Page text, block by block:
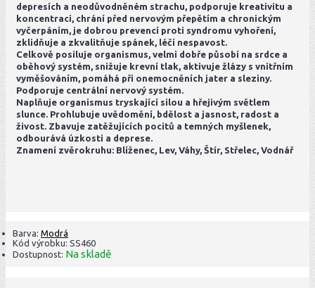
depresích a neodůvodněném strachu, podporuje kreativitu a
koncentraci, chrání před nervovým přepětím a chronickým
vyčerpáním, je dobrou prevencí proti syndromu vyhoření,
zklidňuje a zkvalitňuje spánek, léčí nespavost.
Celkově posiluje organismus, velmi dobře působí na srdce a
oběhový systém, snižuje krevní tlak, aktivuje žlázy s vnitřním
vyměšováním, pomáhá při onemocněních jater a sleziny.
Podporuje centrální nervový systém.
Naplňuje organismus tryskající silou a hřejivým světlem
slunce. Prohlubuje uvědomění, bdělost a jasnost, radost a
živost. Zbavuje zatěžujících pocitů a temných myšlenek,
odbourává úzkosti a deprese.
Znamení zvěrokruhu: Blíženec, Lev, Váhy, Štír, Střelec, Vodnář
Barva: Modrá
Kód výrobku: SS460
Dostupnost: Na skladě